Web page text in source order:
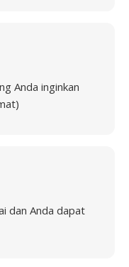
Anda inginkan
dan Anda dapat